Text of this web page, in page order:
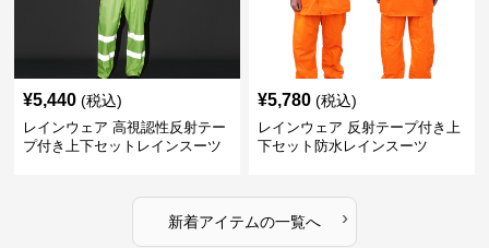
¥5,440 (税込)
レインウェア 高視認性反射テー
プ付き上下セットレインスーツ
¥5,780 (税込)
レインウェア 反射テープ付き上
下セット防水レインスーツ
新着アイテムの一覧へ ›